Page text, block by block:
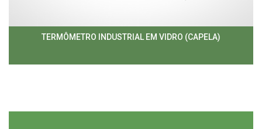
TERMÔMETRO INDUSTRIAL EM VIDRO (CAPELA)